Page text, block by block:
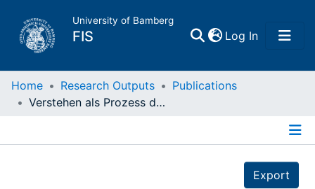
University of Bamberg
FIS Log In(current)
Home
Home Research Outputs
Publications
Verstehen als Prozess der Vergegenwärtigung : Anselm Kiefer liest Paul Celan
Export